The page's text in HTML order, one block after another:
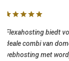
"snelle en
altijd AAN (:
met de grote